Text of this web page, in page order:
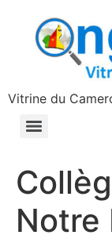
principal
Vitrine du
Notre